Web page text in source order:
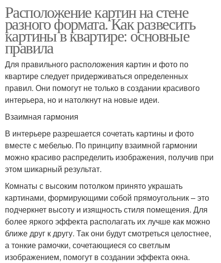
Расположение картин на стене
разного формата. Как развесить
картины в квартире: основные
правила
Для правильного расположения картин и фото по
квартире следует придерживаться определенных
правил. Они помогут не только в создании красивого
интерьера, но и натолкнут на новые идеи.
Взаимная гармония
В интерьере разрешается сочетать картины и фото
вместе с мебелью. По принципу взаимной гармонии
можно красиво распределить изображения, получив при
этом шикарный результат.
Комнаты с высоким потолком принято украшать
картинами, формирующими собой прямоугольник – это
подчеркнет высоту и изящность стиля помещения. Для
более яркого эффекта располагать их лучше как можно
ближе друг к другу. Так они будут смотреться целостнее,
а тонкие рамочки, сочетающиеся со светлым
изображением, помогут в создании эффекта окна.